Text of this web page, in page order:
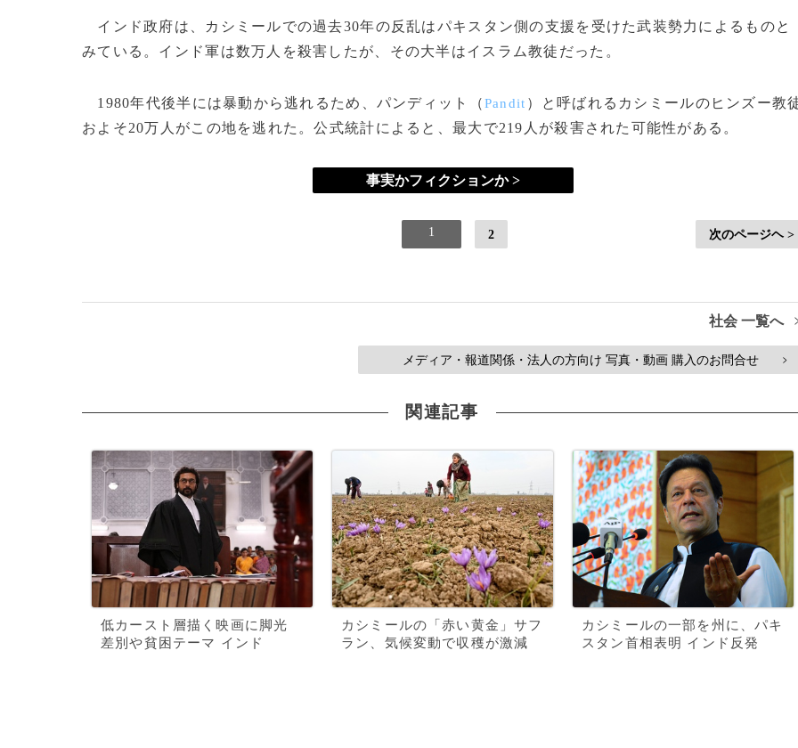
インド政府は、カシミールでの過去30年の反乱はパキスタン側の支援を受けた武装勢力によるものと
みている。インド軍は数万人を殺害したが、その大半はイスラム教徒だった。
1980年代後半には暴動から逃れるため、パンディット（Pandit ）と呼ばれるカシミールのヒンズー教
およそ20万人がこの地を逃れた。公式統計によると、最大で219人が殺害された可能性がある。
事実かフィクションか >
1 2 次のページヘ >
社会 一覧へ
メディア・報道関係・法人の方向け 写真・動画 購入のお問合せ >
関連記事
低カースト層描く映画に脚光
差別や貧困テーマ インド
カシミールの「赤い黄金」サフ
ラン、気候変動で収穫が激減
カシミールの一部を州に、パキ
スタン首相表明 インド反発